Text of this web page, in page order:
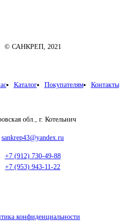
© САНКРЕП, 2021
Каталог Покупателям Контакты
обл., г. Котельнич
sankrep43@yandex.ru
+7 (912) 730-49-88
+7 (953) 943-11-22
конфиденциальности